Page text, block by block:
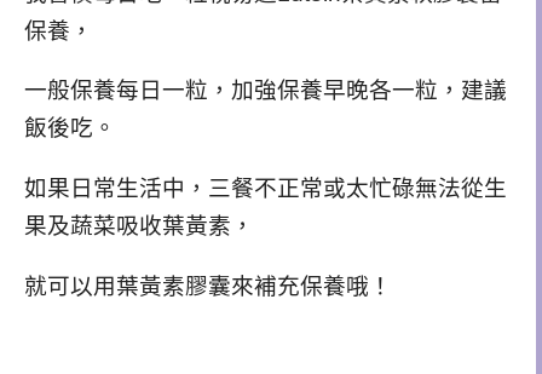
保養，
一般保養每日一粒，加強保養早晚各一粒，建議
飯後吃。
如果日常生活中，三餐不正常或太忙碌無法從生
果及蔬菜吸收葉黃素，
就可以用葉黃素膠囊來補充保養哦！